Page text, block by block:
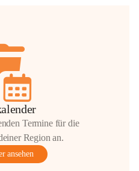
Termine für die
Region an.
ansehen